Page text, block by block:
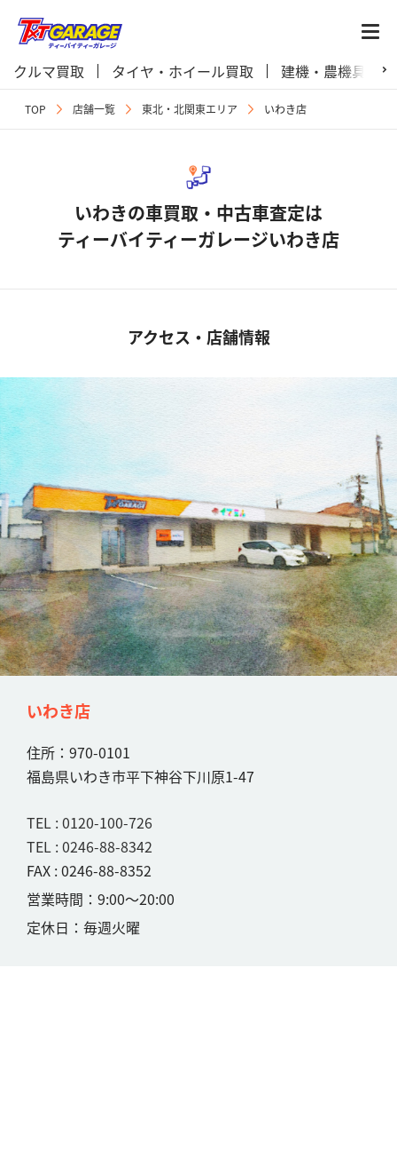
クルマ買取 タイヤ・ホイール買取 建機・農機具買取
TOP 店舗一覧 東北・北関東エリア いわき店
いわきの車買取・中古車査定は
ティーバイティーガレージいわき店
アクセス・店舗情報
いわき店
住所：970-0101
福島県いわき市平下神谷下川原1-47
TEL : 0120-100-726
TEL : 0246-88-8342
FAX : 0246-88-8352
営業時間：9:00〜20:00
定休日：毎週火曜